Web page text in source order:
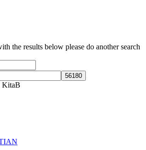
the results below please do another search
KitaB